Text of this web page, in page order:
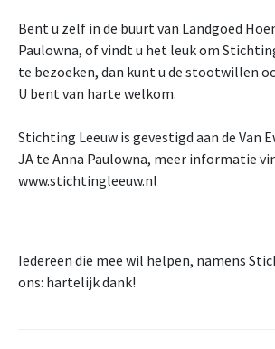
Bent u zelf in de buurt van Landgoed
Paulowna, of vindt u het leuk om
te bezoeken, dan kunt u de stootwillen
U bent van harte welkom.
Stichting Leeuw is gevestigd aan de Van
JA te Anna Paulowna, meer informatie
www.stichtingleeuw.nl
Iedereen die mee wil helpen, namens
ons: hartelijk dank!